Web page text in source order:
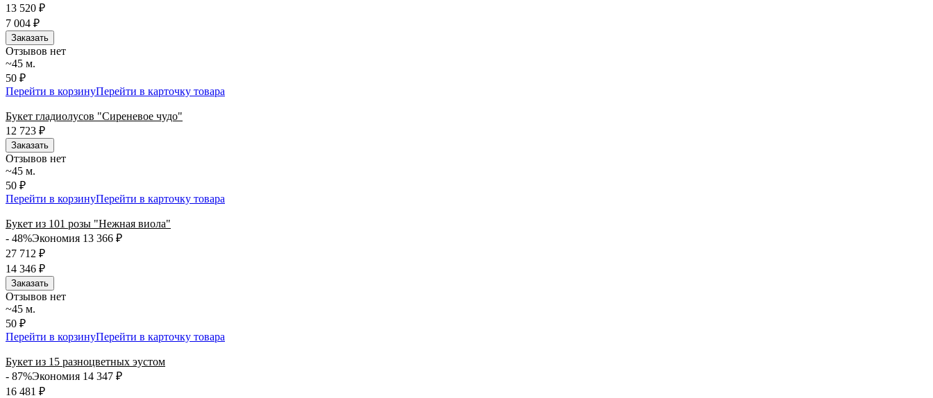
13 520 ₽
7 004 ₽
Заказать
Отзывов нет
~45 м.
50 ₽
Перейти в корзинуПерейти в карточку товара
Букет гладиолусов "Сиреневое чудо"
12 723 ₽
Заказать
Отзывов нет
~45 м.
50 ₽
Перейти в корзинуПерейти в карточку товара
Букет из 101 розы "Нежная виола"
- 48%Экономия 13 366 ₽
27 712 ₽
14 346 ₽
Заказать
Отзывов нет
~45 м.
50 ₽
Перейти в корзинуПерейти в карточку товара
Букет из 15 разноцветных эустом
- 87%Экономия 14 347 ₽
16 481 ₽